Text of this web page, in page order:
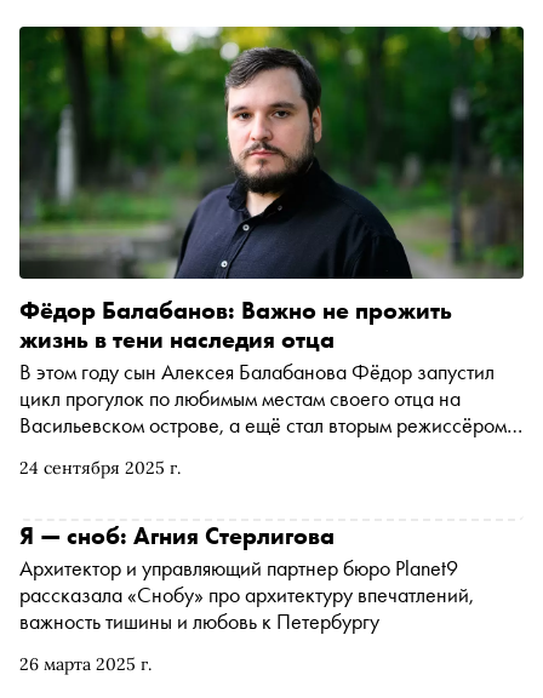
24 сентября 2025 г.
Фёдор Балабанов: Важно не прожить
жизнь в тени наследия отца
В этом году сын Алексея Балабанова Фёдор запустил
цикл прогулок по любимым местам своего отца на
Васильевском острове, а ещё стал вторым режиссёром
исполнил Евгений Цыганов. «Сноб» побывал на одной
известной фамилии об уроках отца, работе на «Грузе
200», социальном фильме «Я не помню» с Юлией
Снигирь в главной роли, ресторане «Братья Багровы» и,
конечно, о Петербурге и том, почему на Васильевский
остров надо приходить жить, а не умирать
26 марта 2025 г.
Я — сноб: Агния Стерлигова
Архитектор и управляющий партнер бюро Planet9
рассказала «Снобу» про архитектуру впечатлений,
важность тишины и любовь к Петербургу